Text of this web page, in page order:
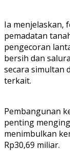
Ia menjelaskan,
pemadatan
pengecoran
bersih dan
secara simultan
terkait.
Pembangunan
penting
menimbulkan
Rp30,69 miliar.